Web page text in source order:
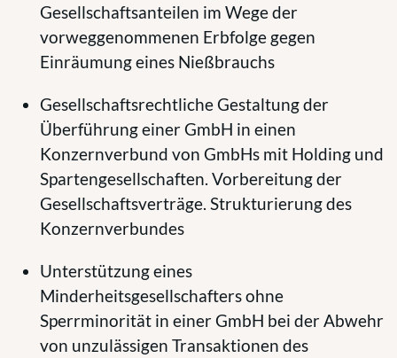
Gesellschaftsanteilen im Wege der
vorweggenommenen Erbfolge gegen
Einräumung eines Nießbrauchs
Gesellschaftsrechtliche Gestaltung der
Überführung einer GmbH in einen
Konzernverbund von GmbHs mit Holding und
Spartengesellschaften. Vorbereitung der
Gesellschaftsverträge. Strukturierung des
Konzernverbundes
Unterstützung eines
Minderheitsgesellschafters ohne
Sperrminorität in einer GmbH bei der Abwehr
von unzulässigen Transaktionen des